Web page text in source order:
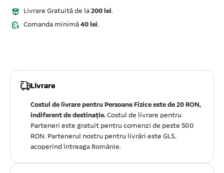
Livrare Gratuită de la 200 lei.
Comanda minimă 40 lei.
Livrare
Costul de livrare pentru Persoane Fizice este de 20 RON,
indiferent de destinație. Costul de livrare pentru
Parteneri este gratuit pentru comenzi de peste 500
RON. Partenerul nostru pentru livrări este GLS,
acoperind întreaga Românie.